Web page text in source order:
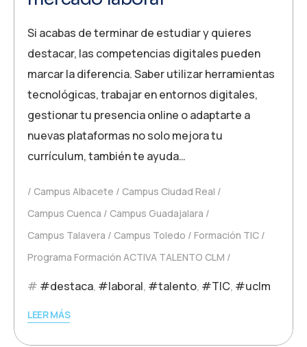
Si acabas de terminar de estudiar y quieres
destacar, las competencias digitales pueden
marcar la diferencia. Saber utilizar herramientas
tecnológicas, trabajar en entornos digitales,
gestionar tu presencia online o adaptarte a
nuevas plataformas no solo mejora tu
currículum, también te ayuda…
Campus Albacete
Campus Ciudad Real
Campus Cuenca
Campus Guadajalara
Campus Talavera
Campus Toledo
Formación TIC
Programa Formación ACTIVA TALENTO CLM
#destaca, #laboral, #talento, #TIC, #uclm
LEER MÁS